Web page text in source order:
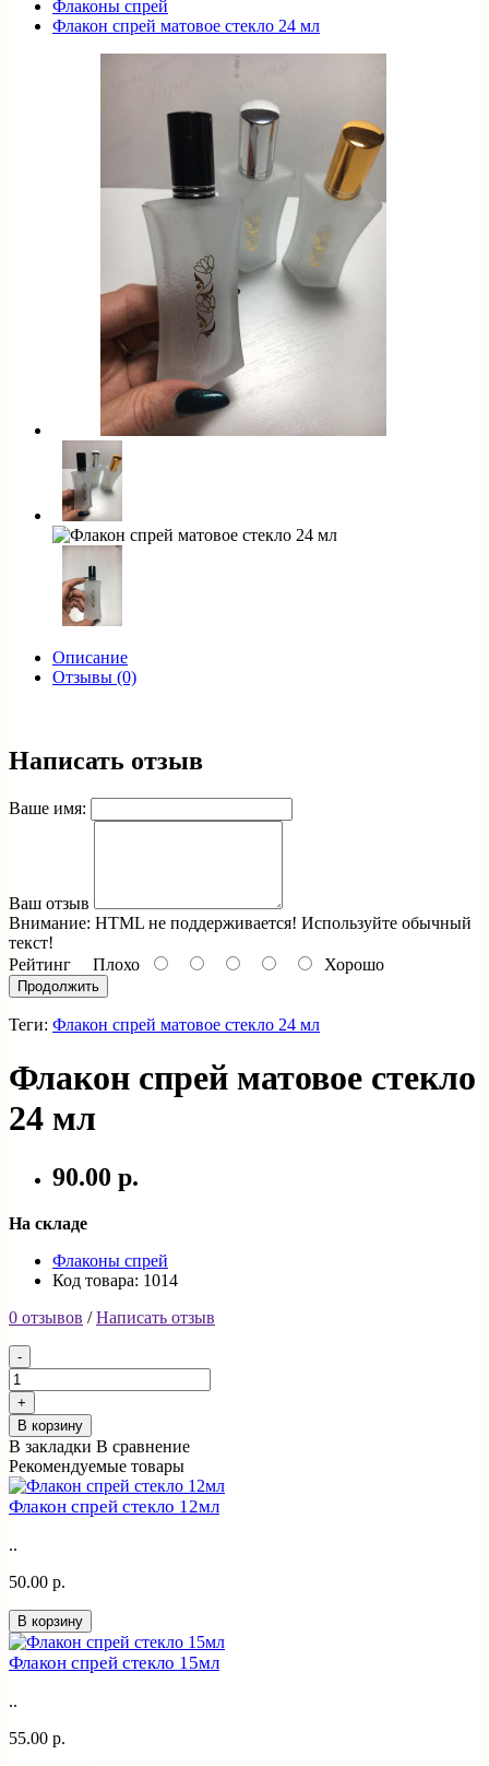
Флаконы спрей
Флакон спрей матовое стекло 24 мл
Описание
Отзывы (0)
Написать отзыв
Ваше имя:
Ваш отзыв
Внимание: HTML не поддерживается! Используйте обычный
текст!
Рейтинг Плохо Хорошо
Продолжить
Теги: Флакон спрей матовое стекло 24 мл
Флакон спрей матовое стекло
24 мл
90.00 р.
На складе
Флаконы спрей
Код товара: 1014
0 отзывов /Написать отзыв
В корзину
В закладки В сравнение
Рекомендуемые товары
Флакон спрей стекло 12мл
..
50.00 р.
В корзину
Флакон спрей стекло 15мл
..
55.00 р.